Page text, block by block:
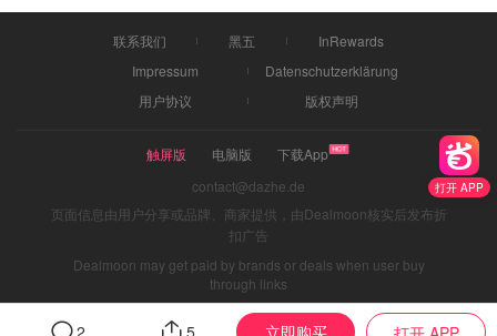
打开 APP
2 5 立即购买
联系我们 黑五
InRewards
Impressum
Datenschutzerklärung
用户协议
版权声明
触屏版 电脑版
下载App
contact@dazhe.de
页面信息由用户分享或品牌、商家提供，由Dealmoon核实后发布折
扣广告
Dealmoon may get paid by brands or deals when user buy
through links